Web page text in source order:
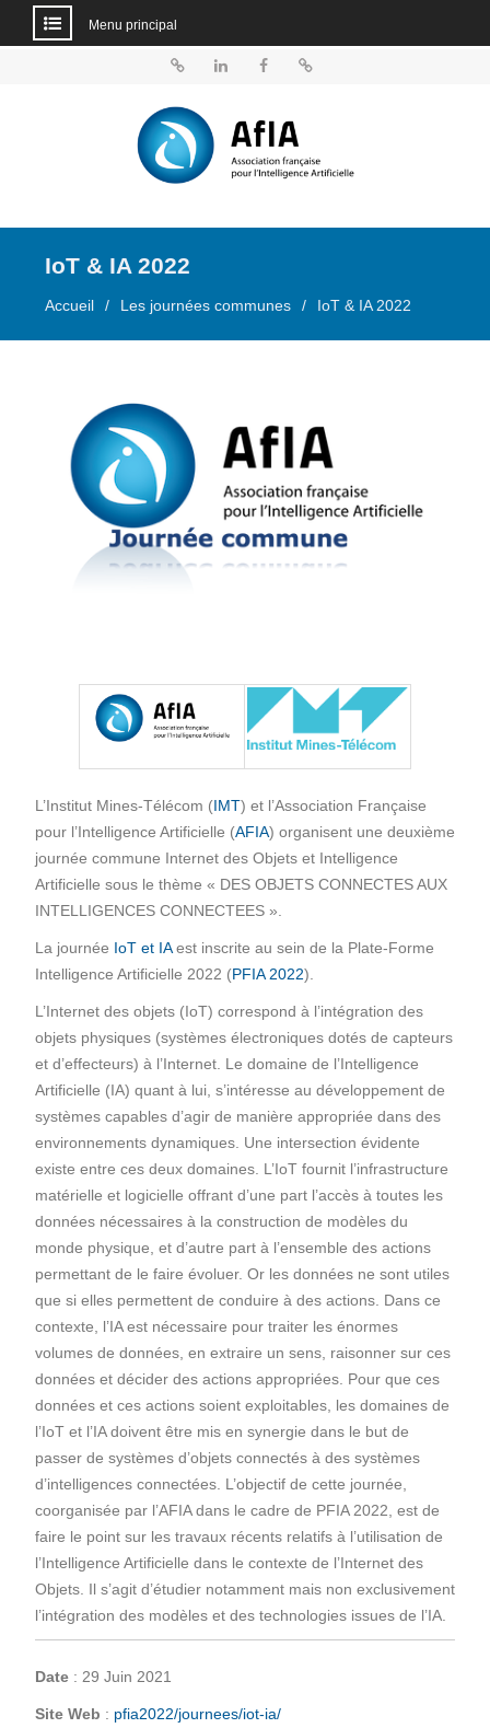
Menu principal
IoT & IA 2022
Accueil Les journées communes IoT & IA 2022
L’Institut Mines-Télécom (IMT) et l’Association Française
pour l’Intelligence Artificielle (AFIA) organisent une deuxième
journée commune Internet des Objets et Intelligence
Artificielle sous le thème « DES OBJETS CONNECTES AUX
INTELLIGENCES CONNECTEES ».
La journée IoT et IAest inscrite au sein de la Plate-Forme
Intelligence Artificielle 2022 (PFIA 2022).
L’Internet des objets (IoT) correspond à l’intégration des
objets physiques (systèmes électroniques dotés de capteurs
et d’effecteurs) à l’Internet. Le domaine de l’Intelligence
Artificielle (IA) quant à lui, s’intéresse au développement de
systèmes capables d’agir de manière appropriée dans des
environnements dynamiques. Une intersection évidente
existe entre ces deux domaines. L’IoT fournit l’infrastructure
matérielle et logicielle offrant d’une part l’accès à toutes les
données nécessaires à la construction de modèles du
monde physique, et d’autre part à l’ensemble des actions
permettant de le faire évoluer. Or les données ne sont utiles
que si elles permettent de conduire à des actions. Dans ce
contexte, l’IA est nécessaire pour traiter les énormes
volumes de données, en extraire un sens, raisonner sur ces
données et décider des actions appropriées. Pour que ces
données et ces actions soient exploitables, les domaines de
l’IoT et l’IA doivent être mis en synergie dans le but de
passer de systèmes d’objets connectés à des systèmes
d’intelligences connectées. L’objectif de cette journée,
coorganisée par l’AFIA dans le cadre de PFIA 2022, est de
faire le point sur les travaux récents relatifs à l’utilisation de
l’Intelligence Artificielle dans le contexte de l’Internet des
Objets. Il s’agit d’étudier notamment mais non exclusivement
l’intégration des modèles et des technologies issues de l’IA.
Date: 29 Juin 2021
Site Web : pfia2022/journees/iot-ia/